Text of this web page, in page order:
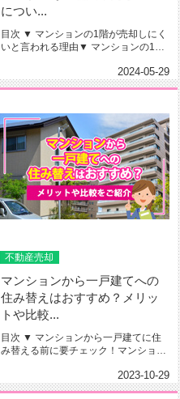
につい...
目次 ▼ マンションの1階が売却しにく
いと言われる理由▼ マンションの1階
2024-05-29
不動産売却
マンションから一戸建てへの
住み替えはおすすめ？メリッ
トや比較...
目次 ▼ マンションから一戸建てに住
み替える前に要チェック！マンション
2023-10-29